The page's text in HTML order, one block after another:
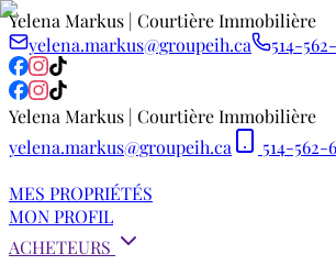
Yelena Markus | Courtière Immobilière
yelena.markus@groupeih.ca
514-
Yelena Markus | Courtière Immobilière
yelena.markus@groupeih.ca
514-562-
MES PROPRIÉTÉS
MON PROFIL
ACHETEURS